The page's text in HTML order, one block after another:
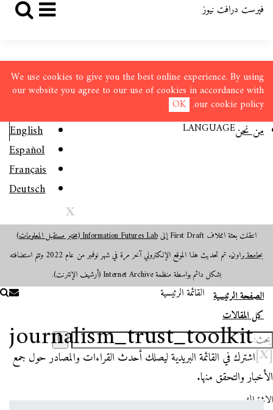
We use cookies to give you the best online experience. By using
our website you agree to our use of cookies in accordance with
ourcookie policy
.
OK
English
Español
Français
Deutsch
X
من نحنLANGUAGE
انتقلت بعثة ائتلاف First Draft إلى
Information Futures Lab (مختبر مستقبل المعلومات)
بجامعة براون
. تم تحديث هذا الموقع الإلكتروني آخر مرة في شهر نوفمبر من عام 2022 وتتم استضافته
بشكل دائم بواسطة منظمة Internet Archive (أرشيف الإنترنت).
فيرست درافت نيوز
القائمة الرئيسية الصفحة الرئيسية
كل المقالات
[X]
اشترك في القائمة البريدية ليصلك أحدث القراءات والمصادر حول جمع
الأخبار والتحقق منها.
الاشتراك
journalism_trust_toolkit